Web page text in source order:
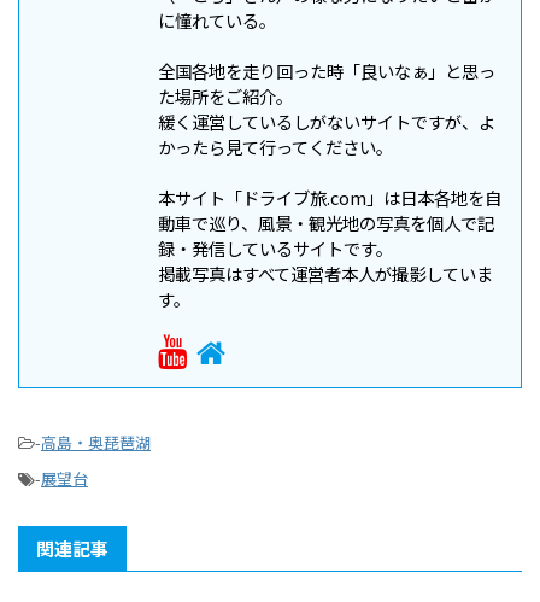
に憧れている。
全国各地を走り回った時「良いなぁ」と思っ
た場所をご紹介。
緩く運営しているしがないサイトですが、よ
かったら見て行ってください。
本サイト「ドライブ旅.com」は日本各地を自
動車で巡り、風景・観光地の写真を個人で記
録・発信しているサイトです。
掲載写真はすべて運営者本人が撮影していま
す。
-高島・奥琵琶湖
-展望台
関連記事